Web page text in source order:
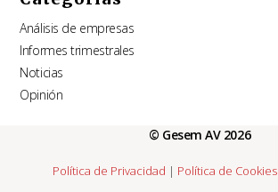
Análisis de empresas
Informes trimestrales
Noticias
Opinión
© Gesem AV 2026
Política de Privacidad | Política de Cookies